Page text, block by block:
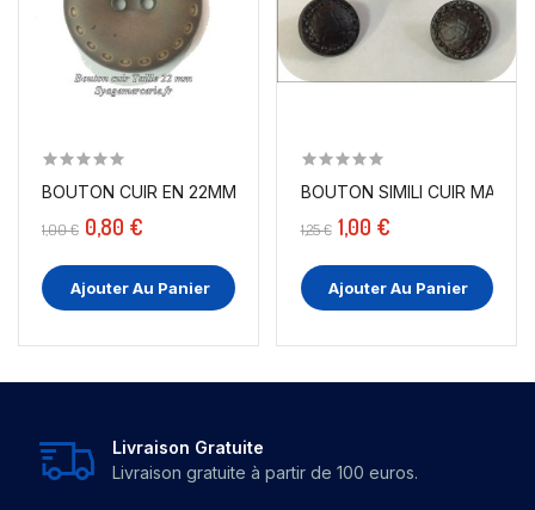
BOUTON CUIR EN 22MM COULEUR MARRON CHOCO...
1,00 € 0,80 €
Ajouter Au Panier
BOUTON SIMILI CUIR
1,25 € 1,00 €
Ajouter Au Panier
Livraison Gratuite
Livraison gratuite à partir de 100 euros.